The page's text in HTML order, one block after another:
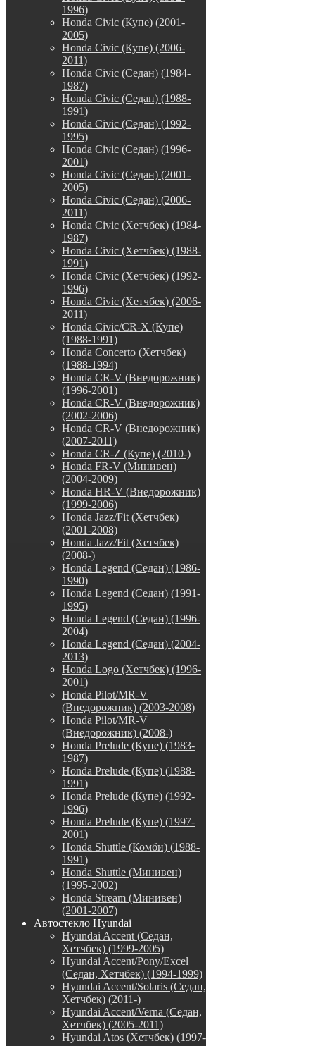
1996)
Honda Civic (Купе) (2001-
2005)
Honda Civic (Купе) (2006-
2011)
Honda Civic (Седан) (1984-
1987)
Honda Civic (Седан) (1988-
1991)
Honda Civic (Седан) (1992-
1995)
Honda Civic (Седан) (1996-
2001)
Honda Civic (Седан) (2001-
2005)
Honda Civic (Седан) (2006-
2011)
Honda Civic (Хетчбек) (1984-
1987)
Honda Civic (Хетчбек) (1988-
1991)
Honda Civic (Хетчбек) (1992-
1996)
Honda Civic (Хетчбек) (2006-
2011)
Honda Civic/CR-X (Купе)
(1988-1991)
Honda Concerto (Хетчбек)
(1988-1994)
Honda CR-V (Внедорожник)
(1996-2001)
Honda CR-V (Внедорожник)
(2002-2006)
Honda CR-V (Внедорожник)
(2007-2011)
Honda CR-Z (Купе) (2010-)
Honda FR-V (Минивен)
(2004-2009)
Honda HR-V (Внедорожник)
(1999-2006)
Honda Jazz/Fit (Хетчбек)
(2001-2008)
Honda Jazz/Fit (Хетчбек)
(2008-)
Honda Legend (Седан) (1986-
1990)
Honda Legend (Седан) (1991-
1995)
Honda Legend (Седан) (1996-
2004)
Honda Legend (Седан) (2004-
2013)
Honda Logo (Хетчбек) (1996-
2001)
Honda Pilot/MR-V
(Внедорожник) (2003-2008)
Honda Pilot/MR-V
(Внедорожник) (2008-)
Honda Prelude (Купе) (1983-
1987)
Honda Prelude (Купе) (1988-
1991)
Honda Prelude (Купе) (1992-
1996)
Honda Prelude (Купе) (1997-
2001)
Honda Shuttle (Комби) (1988-
1991)
Honda Shuttle (Минивен)
(1995-2002)
Honda Stream (Минивен)
(2001-2007)
Автостекло Hyundai
Hyundai Accent (Седан,
Хетчбек) (1999-2005)
Hyundai Accent/Pony/Excel
(Седан, Хетчбек) (1994-1999)
Hyundai Accent/Solaris (Седан,
Хетчбек) (2011-)
Hyundai Accent/Verna (Седан,
Хетчбек) (2005-2011)
Hyundai Atos (Хетчбек) (1997-